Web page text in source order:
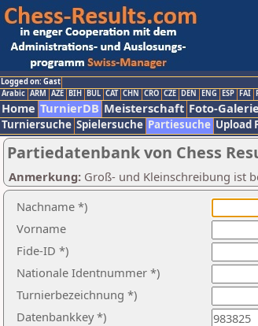
Logged on: Gast
Arabic ARM AZE BIH BUL CAT CHN CRO CZE DEN ENG ESP FAI
Home TurnierDB Meisterschaft Foto-Galerie
Turniersuche Spielersuche Partiesuche Upload
Partiedatenbank von Chess
Anmerkung: Groß- und Kleinschreibung ist
Nachname *)
Vorname
Fide-ID *)
Nationale Identnummer *)
Turnierbezeichnung *)
Datenbankkey *)